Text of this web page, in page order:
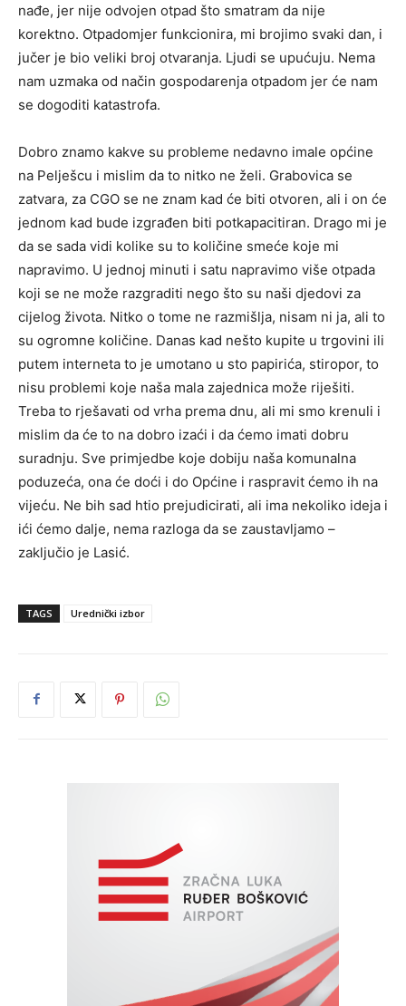
nađe, jer nije odvojen otpad što smatram da nije
korektno. Otpadomjer funkcionira, mi brojimo svaki dan, i
jučer je bio veliki broj otvaranja. Ljudi se upućuju. Nema
nam uzmaka od način gospodarenja otpadom jer će nam
se dogoditi katastrofa.
Dobro znamo kakve su probleme nedavno imale općine
na Pelješcu i mislim da to nitko ne želi. Grabovica se
zatvara, za CGO se ne znam kad će biti otvoren, ali i on će
jednom kad bude izgrađen biti potkapacitiran. Drago mi je
da se sada vidi kolike su to količine smeće koje mi
napravimo. U jednoj minuti i satu napravimo više otpada
koji se ne može razgraditi nego što su naši djedovi za
cijelog života. Nitko o tome ne razmišlja, nisam ni ja, ali to
su ogromne količine. Danas kad nešto kupite u trgovini ili
putem interneta to je umotano u sto papirića, stiropor, to
nisu problemi koje naša mala zajednica može riješiti.
Treba to rješavati od vrha prema dnu, ali mi smo krenuli i
mislim da će to na dobro izaći i da ćemo imati dobru
suradnju. Sve primjedbe koje dobiju naša komunalna
poduzeća, ona će doći i do Općine i raspravit ćemo ih na
vijeću. Ne bih sad htio prejudicirati, ali ima nekoliko ideja i
ići ćemo dalje, nema razloga da se zaustavljamo –
zaključio je Lasić.
TAGS Urednički izbor